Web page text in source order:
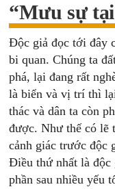
“Mưu sự
Độc giả đọc tới đây
bi quan. Chúng ta
phá, lại đang rất
là biển và vị trí thì
thác và dân ta còn
được. Như thế có lẽ
cảnh giác trước độc
Điều thứ nhất là độc
phần sau nhiều yếu